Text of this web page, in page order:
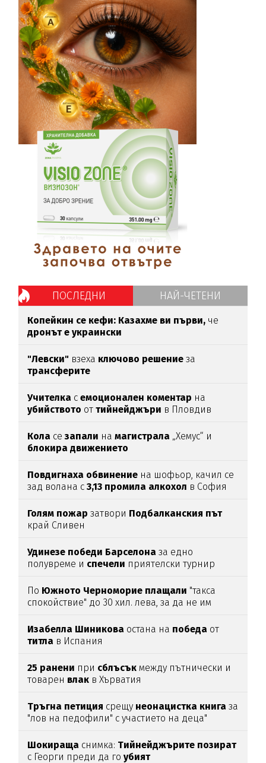
ПОСЛЕДНИ НАЙ-ЧЕТЕНИ
Копейкин се кефи: Казахме ви първи, че
дронът е украински
"Левски" взеха ключово решение за
трансферите
Учителка семоционален коментар на
убийството оттийнейджъри в Пловдив
Кола сезапали намагистрала „Хемус“ и
блокира движението
Повдигнаха обвинение на шофьор, качил се
зад волана с3,13 промила алкохол в София
Голям пожар затвори Подбалканския път
край Сливен
Удинезе победи Барселона за едно
полувреме и спечели приятелски турнир
По Южното Черноморие плащали "такса
спокойствие" до 30 хил. лева, за да не им
Изабелла Шиникова остана на победа от
титла в Испания
25 ранени при сблъсък между пътнически и
товарен влак в Хърватия
Тръгна петиция срещу неонацистка книга за
"лов на педофили" с участието на деца"
Шокираща снимка: Тийнейджърите позират
с Георги преди да гоубият